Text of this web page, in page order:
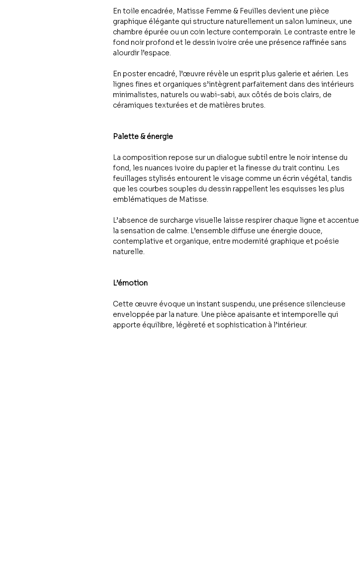
En toile encadrée, Matisse Femme & Feuilles devient une pièce
graphique élégante qui structure naturellement un salon lumineux, une
chambre épurée ou un coin lecture contemporain. Le contraste entre le
fond noir profond et le dessin ivoire crée une présence raffinée sans
alourdir l’espace.
En poster encadré, l’œuvre révèle un esprit plus galerie et aérien. Les
lignes fines et organiques s’intègrent parfaitement dans des intérieurs
minimalistes, naturels ou wabi-sabi, aux côtés de bois clairs, de
céramiques texturées et de matières brutes.
Palette & énergie
La composition repose sur un dialogue subtil entre le noir intense du
fond, les nuances ivoire du papier et la finesse du trait continu. Les
feuillages stylisés entourent le visage comme un écrin végétal, tandis
que les courbes souples du dessin rappellent les esquisses les plus
emblématiques de Matisse.
L’absence de surcharge visuelle laisse respirer chaque ligne et accentue
la sensation de calme. L’ensemble diffuse une énergie douce,
contemplative et organique, entre modernité graphique et poésie
naturelle.
L’émotion
Cette œuvre évoque un instant suspendu, une présence silencieuse
enveloppée par la nature. Une pièce apaisante et intemporelle qui
apporte équilibre, légèreté et sophistication à l’intérieur.